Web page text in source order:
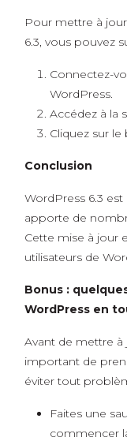
Pour mettre à
6.3, vous pouvez
Connectez-
WordPress.
Accédez à la
Cliquez sur
Conclusion
WordPress 6.3
apporte de
Cette mise à jour
utilisateurs de
Bonus :
WordPress en
Avant de mettre à
important de
éviter tout
Faites une
commencer